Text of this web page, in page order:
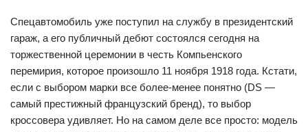
Спецавтомобиль уже поступил на службу в президентский
гараж, а его публичный дебют состоялся сегодня на
торжественной церемонии в честь Компьенского
перемирия, которое произошло 11 ноября 1918 года. Кстати,
если с выбором марки все более-менее понятно (DS —
самый престижный французский бренд), то выбор
кроссовера удивляет. Но на самом деле все просто: модель